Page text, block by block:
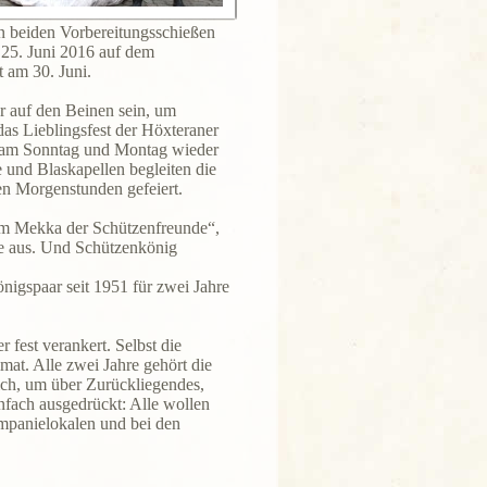
Vorbereitungsschießen
Juni 2016 auf dem
am 30. Juni.
auf den Beinen sein, um
Lieblingsfest der Höxteraner
Sonntag und Montag wieder
und Blaskapellen begleiten die
Morgenstunden gefeiert.
Mekka der Schützenfreunde“,
aus. Und Schützenkönig
seit 1951 für zwei Jahre
fest verankert. Selbst die
Alle zwei Jahre gehört die
um über Zurückliegendes,
ausgedrückt: Alle wollen
und bei den